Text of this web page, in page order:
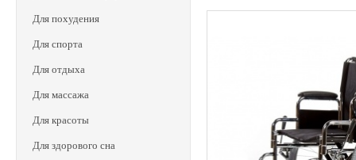
Для похудения
Для спорта
Для отдыха
Для массажа
Для красоты
Для здорового сна